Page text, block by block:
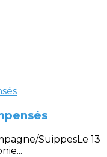
SuippesLe 13